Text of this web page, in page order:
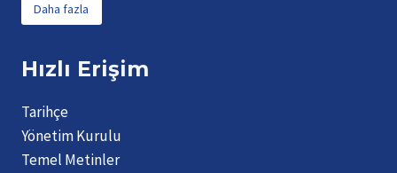
Daha fazla
Hızlı Erişim
Tarihçe
Yönetim Kurulu
Temel Metinler